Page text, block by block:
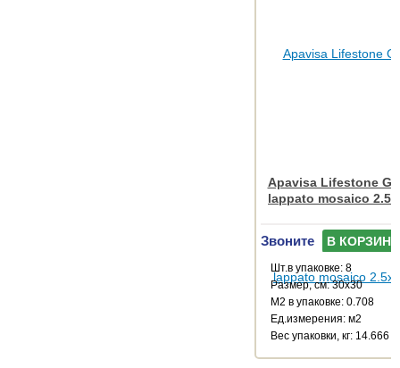
Apavisa Lifestone
lappato mosaico
Звоните В КОРЗИНУ
Шт.в упаковке: 8
Размер, см: 30x30
М2 в упаковке: 0.708
Ед.измерения: м2
Веc упаковки, кг: 14.666